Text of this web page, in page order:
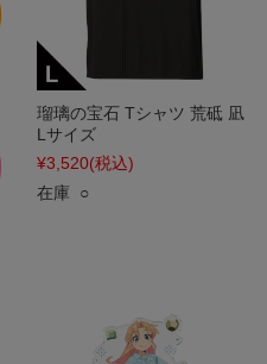
瑠璃の宝石 Tシャツ 荒砥 凪
Lサイズ
¥3,520(税込)
在庫 ○